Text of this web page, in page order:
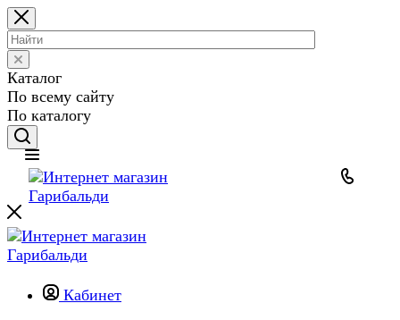
Каталог
По всему сайту
По каталогу
Кабинет